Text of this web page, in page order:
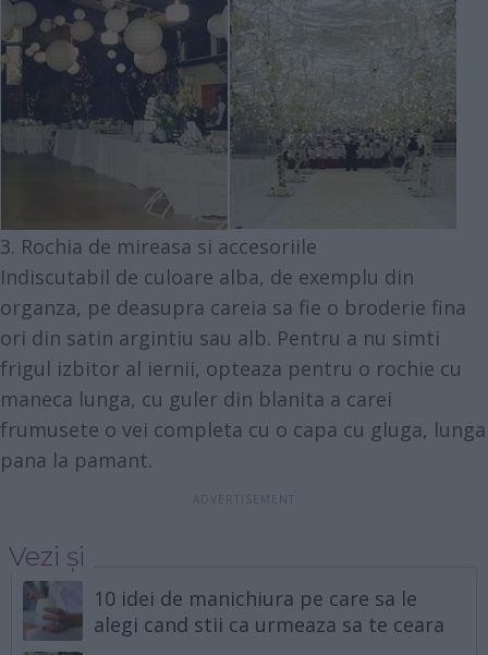
3. Rochia de mireasa si accesoriile
Indiscutabil de culoare alba, de exemplu din
organza, pe deasupra careia sa fie o broderie fina
ori din satin argintiu sau alb. Pentru a nu simti
frigul izbitor al iernii, opteaza pentru o rochie cu
maneca lunga, cu guler din blanita a carei
frumusete o vei completa cu o capa cu gluga, lunga
pana la pamant.
Vezi și
10 idei de manichiura pe care sa le
alegi cand stii ca urmeaza sa te ceara